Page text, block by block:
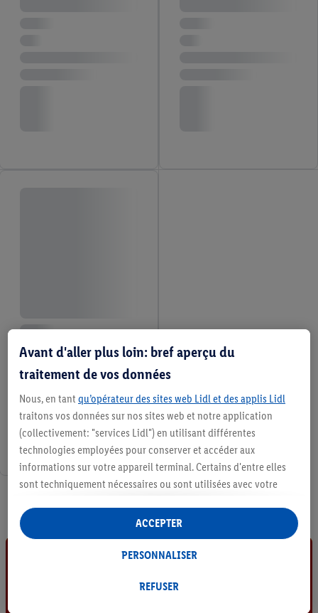
Avant d'aller plus loin: bref aperçu du
traitement de vos données
Nous, en tant qu’opérateur des sites web Lidl et des applis Lidl
traitons vos données sur nos sites web et notre application
(collectivement: "services Lidl") en utilisant différentes
technologies employées pour conserver et accéder aux
informations sur votre appareil terminal. Certains d'entre elles
sont techniquement nécessaires ou sont utilisées avec votre
des statistiques ou pour des publicités personnalisées au sein
et en dehors des services Lidl. Si vous participez au programme
Lidl Plus, les données issues de votre comportement d’achat en
Sous « Personnaliser », vous pouvez autoriser des finalités
REFUSER
PERSONNALISER
ACCEPTER